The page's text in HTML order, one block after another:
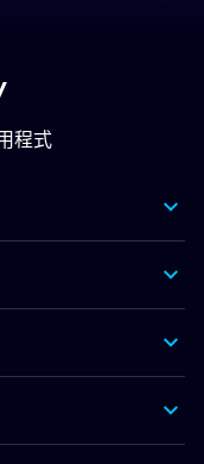
程式